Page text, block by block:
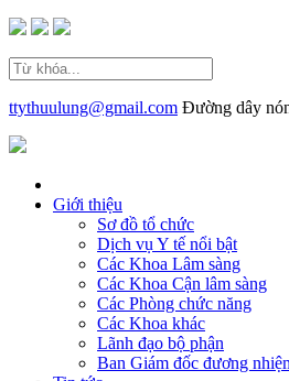
ttythuulung@gmail.com Đường dây
Giới thiệu
Sơ đồ tổ chức
Dịch vụ Y tế nổi bật
Các Khoa Lâm sàng
Các Khoa Cận lâm sàng
Các Phòng chức năng
Các Khoa khác
Lãnh đạo bộ phận
Ban Giám đốc đương